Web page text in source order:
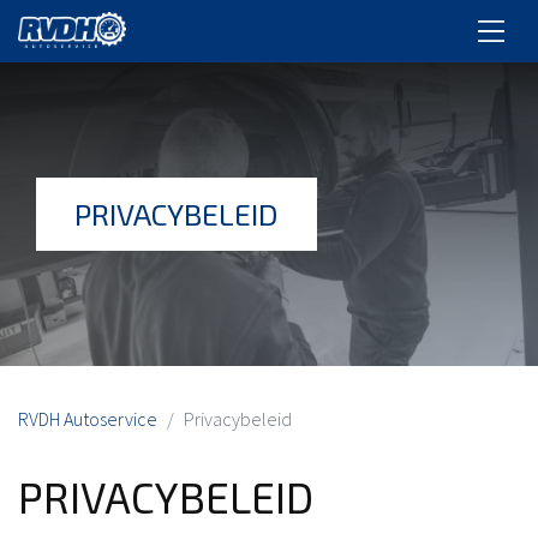
PRIVACYBELEID
RVDH Autoservice Privacybeleid
PRIVACYBELEID